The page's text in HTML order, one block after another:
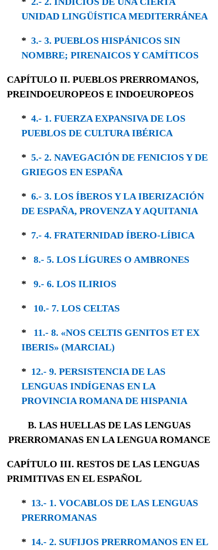
UNIDAD LINGÜÍSTICA MEDITERRÁNEA
* 3.- 3. PUEBLOS HISPÁNICOS SIN
NOMBRE; PIRENAICOS Y CAMÍTICOS
CAPÍTULO II. PUEBLOS PRERROMANOS,
PREINDOEUROPEOS E INDOEUROPEOS
* 4.- 1. FUERZA EXPANSIVA DE LOS
PUEBLOS DE CULTURA IBÉRICA
* 5.- 2. NAVEGACIÓN DE FENICIOS Y DE
GRIEGOS EN ESPAÑA
* 6.- 3. LOS ÍBEROS Y LA IBERIZACIÓN
DE ESPAÑA, PROVENZA Y AQUITANIA
* 7.- 4. FRATERNIDAD ÍBERO-LÍBICA
* 8.- 5. LOS LÍGURES O AMBRONES
* 9.- 6. LOS ILIRIOS
* 10.- 7. LOS CELTAS
* 11.- 8. «NOS CELTIS GENITOS ET EX
IBERIS» (MARCIAL)
* 12.- 9. PERSISTENCIA DE LAS
LENGUAS IN­DÍGENAS EN LA
PROVINCIA ROMANA DE HISPANIA
B. LAS HUELLAS DE LAS LENGUAS
PRERROMANAS EN LA LENGUA ROMANCE
CAPÍTULO III. RESTOS DE LAS LENGUAS
PRIMITIVAS EN EL ESPAÑOL
* 13.- 1. VOCABLOS DE LAS LENGUAS
PRERRO­MANAS
* 14.- 2. SUFIJOS PRERROMANOS EN EL